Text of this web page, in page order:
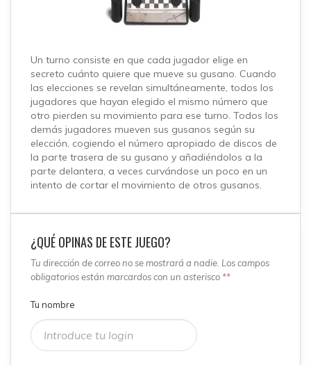
Un turno consiste en que cada jugador elige en
secreto cuánto quiere que mueve su gusano. Cuando
las elecciones se revelan simultáneamente, todos los
jugadores que hayan elegido el mismo número que
otro pierden su movimiento para ese turno. Todos los
demás jugadores mueven sus gusanos según su
elección, cogiendo el número apropiado de discos de
la parte trasera de su gusano y añadiéndolos a la
parte delantera, a veces curvándose un poco en un
intento de cortar el movimiento de otros gusanos.
¿QUÉ OPINAS DE ESTE JUEGO?
Tu dirección de correo no se mostrará a nadie. Los campos
obligatorios están marcardos con un asterisco **
Tu nombre